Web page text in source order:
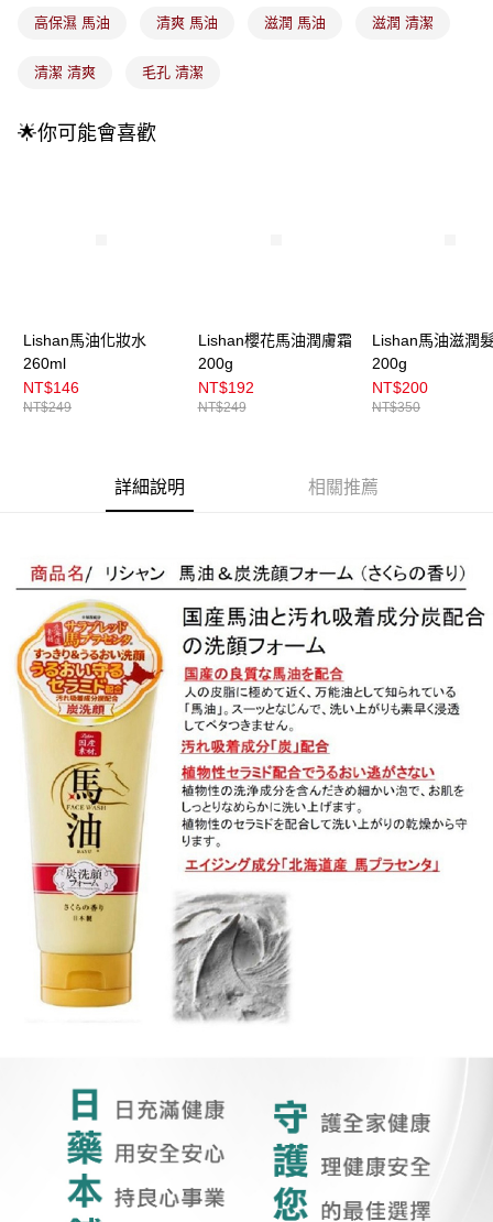
醒簡訊。
1.本服務係由「台灣大哥大股份有限公司」（以下簡稱本公司）所提供，讓
用戶於交易時，得透過本服務購買商品或服務，並由商店將買賣／分期付款
每筆NT$100，滿NT$899(含以上)免運費
付款後7-11取貨
付款後門市自取
每筆NT$100，滿NT$399(含以上)免運費
高保濕 馬油 清爽 馬油 滋潤 馬油 滋潤 清潔
清潔 清爽 毛孔 清潔
🌟你可能會喜歡
Lishan馬油化妝水
260ml
NT$146
NT$249
Lishan櫻花馬油潤膚霜
200g
NT$192
NT$249
Lishan馬油滋潤
200g
NT$200
NT$350
詳細說明 相關推薦